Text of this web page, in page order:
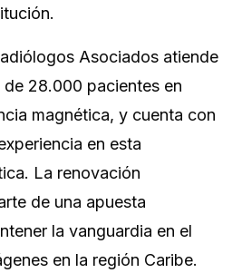
Asociados atiende
de 28.000 pacientes en
magnética, y cuenta con
en esta
La renovación
de una apuesta
la vanguardia en el
en la región Caribe.